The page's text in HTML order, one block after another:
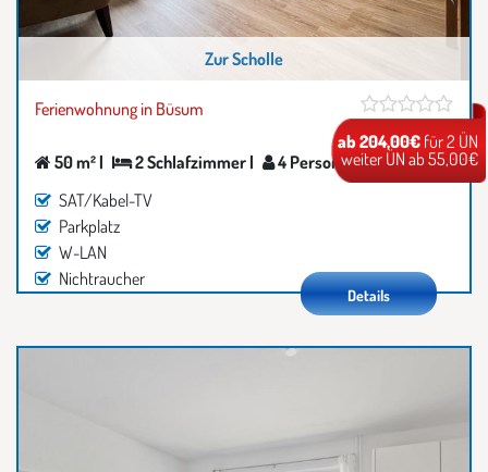
Zur Scholle
Ferienwohnung in Büsum
50 m² | 2 Schlafzimmer |
4 Personen
SAT/Kabel-TV
Parkplatz
W-LAN
Nichtraucher
ab 204,00€ für 2 ÜN
weiter ÜN ab 55,00€
Details